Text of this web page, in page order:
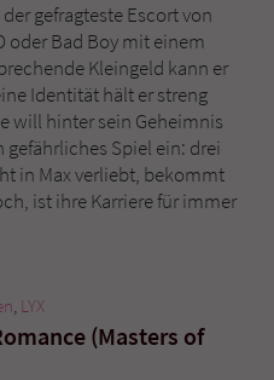
gefragteste Escort von
oder Bad Boy mit einem
Kleingeld kann er
Identität hält er streng
will hinter sein Geheimnis
Spiel ein: drei
in Max verliebt, bekommt
ist ihre Karriere für immer
, LYX
(Masters of
Medien GmbH & Co. KG
des Kontaktformulars zu